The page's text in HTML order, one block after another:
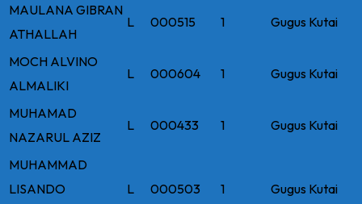
MAULANA GIBRAN
ATHALLAH
L 000515 1 Gugus Kutai
MOCH ALVINO
ALMALIKI
L 000604 1 Gugus Kutai
MUHAMAD
NAZARUL AZIZ
L 000433 1 Gugus Kutai
MUHAMMAD
LISANDO
L 000503 1 Gugus Kutai